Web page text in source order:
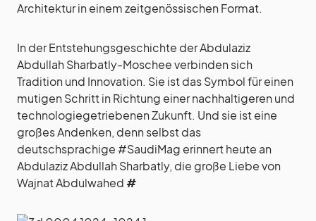
Architektur in einem zeitgenössischen Format.
In der Entstehungsgeschichte der Abdulaziz
Abdullah Sharbatly-Moschee verbinden sich
Tradition und Innovation. Sie ist das Symbol für einen
mutigen Schritt in Richtung einer nachhaltigeren und
technologiegetriebenen Zukunft. Und sie ist eine
großes Andenken, denn selbst das
deutschsprachige #SaudiMag erinnert heute an
Abdulaziz Abdullah Sharbatly, die große Liebe von
Wajnat Abdulwahed #